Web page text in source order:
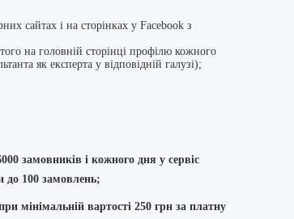
сайтах і на сторінках у Facebook з
на головній сторінці профілю кожного
як експерта у відповідній галузі);
замовників і кожного дня у сервіс
до 100 замовлень;
мінімальній вартості 250 грн за платну